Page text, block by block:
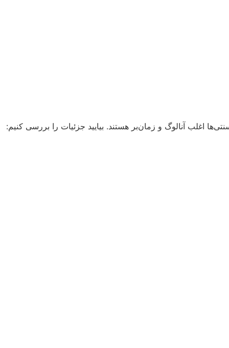
اغلب آنالوگ و زمان‌بر هستند. بیایید جزئیات را بررسی کنیم: